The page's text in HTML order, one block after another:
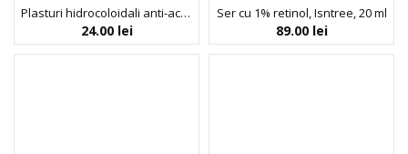
Plasturi hidrocoloidali anti-acnee cu extract de ceapa, Isntree, 24 buc
24.00 lei
Ser cu 1% retinol, Isntree, 20 ml
89.00 lei